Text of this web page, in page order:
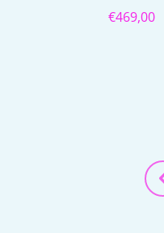
Normale
€469,00